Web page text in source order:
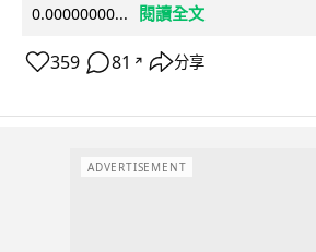
0.00000000...
閱讀全文
359 81 ↗ 分享
ADVERTISEMENT